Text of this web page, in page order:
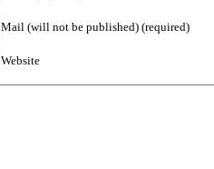
Mail (will not be published) (required)
Website